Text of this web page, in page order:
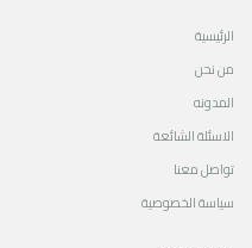
الرئيسية
من نحن
المدونه
الاسئلة الشائعة
تواصل معنا
سياسة الخصوصية